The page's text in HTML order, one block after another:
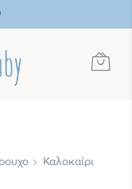
Καλοκαίρι